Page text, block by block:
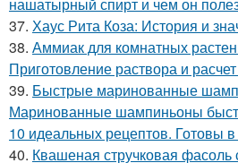
37. Хаус Рита Коза: История и
38. Аммиак для комнатных
Приготовление раствора и
39. Быстрые маринованные
Маринованные шампиньоны
10 идеальных рецептов. Готовы
40. Квашеная стручковая фасоль